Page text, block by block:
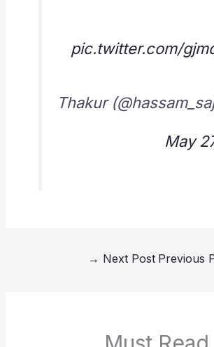
pic.twitter.com/
May
Next Post
→